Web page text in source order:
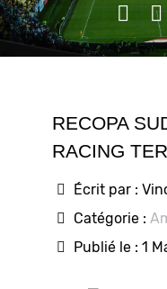
RECOPA
RACING
Écrit par :
Catégorie :
Publié le : 1